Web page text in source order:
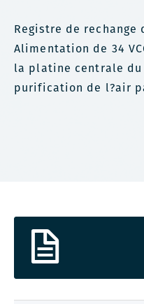
Registre de rechange
Alimentation de 34
la platine centrale du
purification de l?air